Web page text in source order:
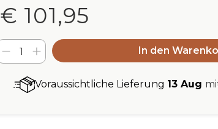
€ 101,95
In den
Voraussichtliche Lieferung 13 Aug